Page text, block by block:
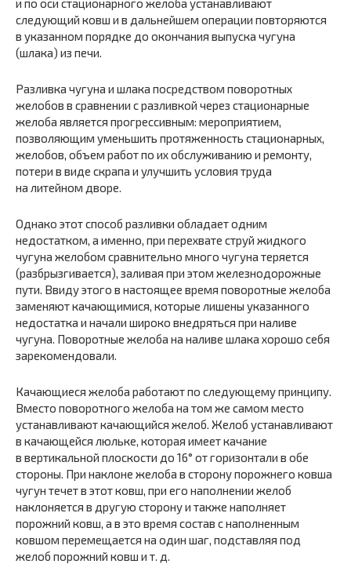
следующий ковш и в дальнейшем операции повторяются
в указанном порядке до окончания выпуска чугуна
(шлака) из печи.
Разливка чугуна и шлака посредством поворотных
желобов в сравнении с разливкой через стационарные
желоба является прогрессивным: мероприятием,
позволяющим уменьшить протяженность стационарных,
желобов, объем работ по их обслуживанию и ремонту,
потери в виде скрапа и улучшить условия труда
на литейном дворе.
Однако этот способ разливки обладает одним
недостатком, а именно, при перехвате струй жидкого
чугуна желобом сравнительно много чугуна теряется
(разбрызгивается), заливая при этом железнодорожные
пути. Ввиду этого в настоящее время поворотные желоба
заменяют качающимися, которые лишены указанного
недостатка и начали широко внедряться при наливе
чугуна. Поворотные желоба на наливе шлака хорошо себя
зарекомендовали.
Качающиеся желоба работают по следующему принципу.
Вместо поворотного желоба на том же самом место
устанавливают качающийся желоб. Желоб устанавливают
в качающейся люльке, которая имеет качание
в вертикальной плоскости до 16° от горизонтали в обе
стороны. При наклоне желоба в сторону порожнего ковша
чугун течет в этот ковш, при его наполнении желоб
наклоняется в другую сторону и также наполняет
порожний ковш, а в это время состав с наполненным
ковшом перемещается на один шаг, подставляя под
желоб порожний ковш и т. д.